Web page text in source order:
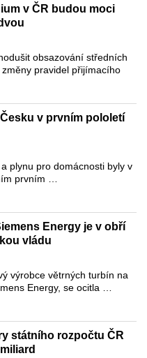
v ČR budou moci
obsazování středních
pravidel přijímacího
v prvním pololetí
plynu pro domácnosti byly v
prvním …
Energy je v obří
vládu
výrobce větrných turbín na
Energy, se ocitla …
státního rozpočtu ČR